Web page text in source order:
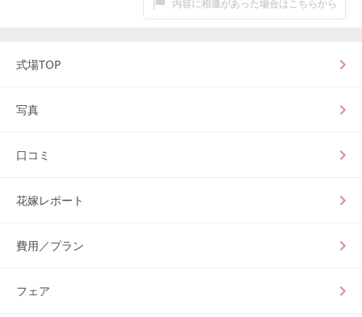
内容に相違があった場合はこちらから
式場TOP
写真
口コミ
花嫁レポート
費用／プラン
フェア